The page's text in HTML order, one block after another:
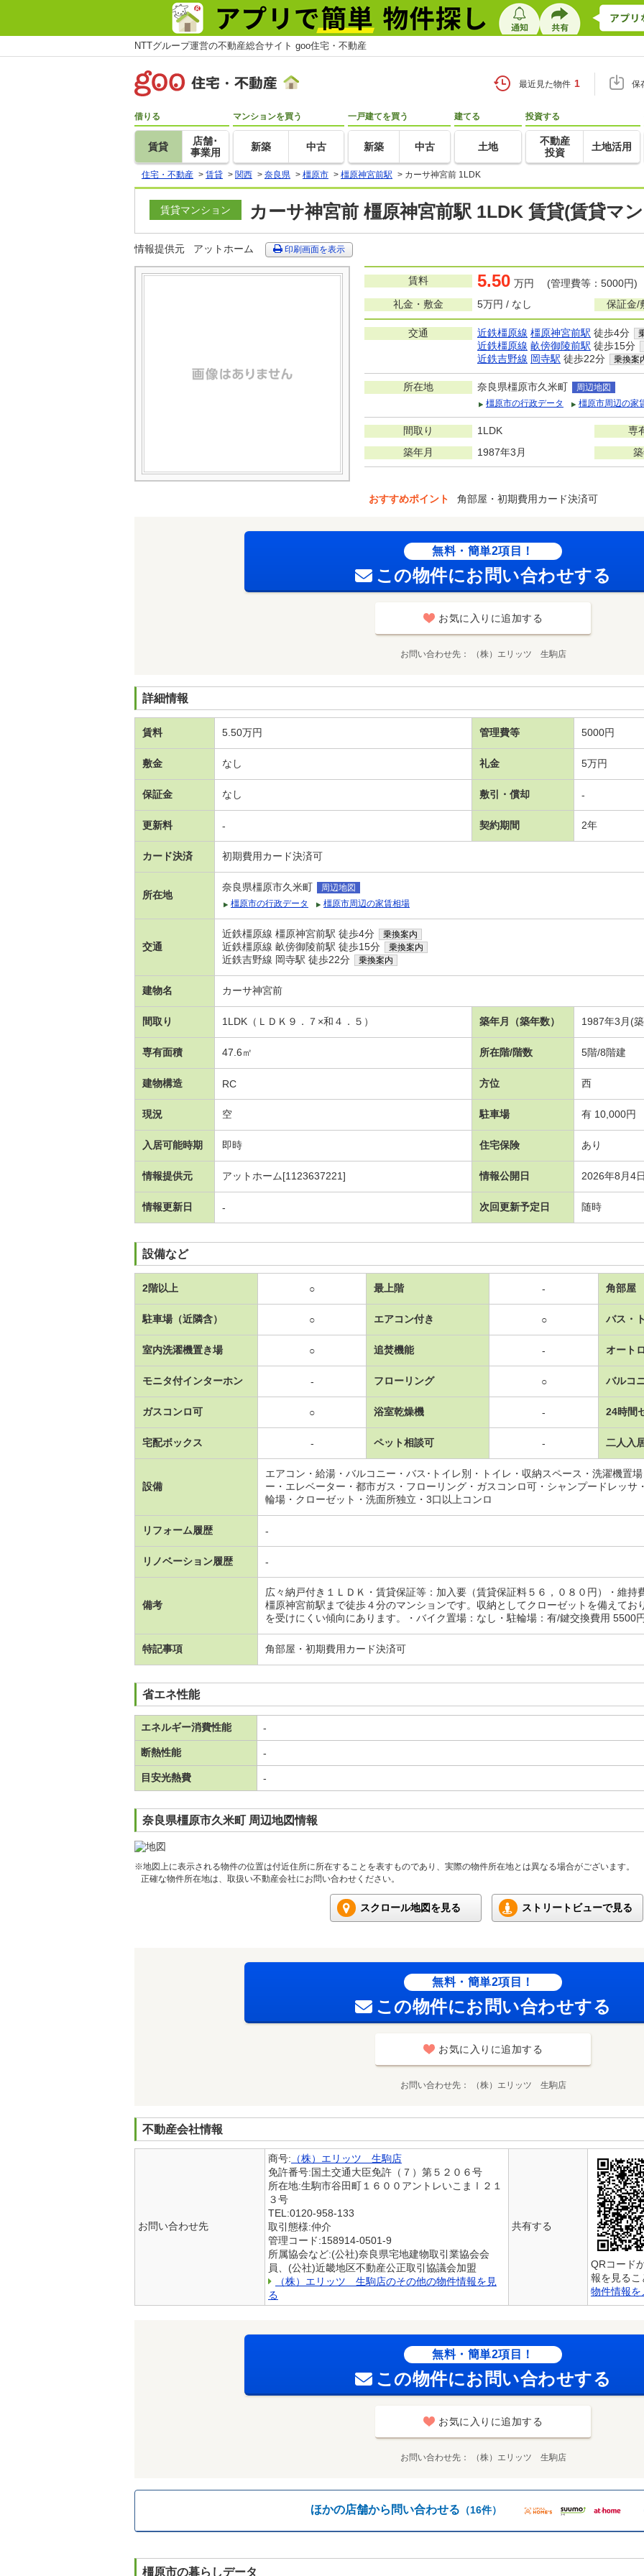
NTTグループ運営の不動産総合サイト goo住宅・不動産
最近見た物件 1 保
借りる
賃貸
店舗･
事業用
マンションを買う
新築 中古
一戸建てを買う
新築 中古
建てる
土地
投資する
不動産
投資
土地活用
住宅・不動産 > 賃貸 > 関西 > 奈良県 > 橿原市 > 橿原神宮前駅 > カーサ神宮前 1LDK
賃貸マンション カーサ神宮前 橿原神宮前駅 1LDK 賃貸(賃貸マ
情報提供元 アットホーム 印刷画面を表示
賃料 5.50 万円 (管理費等：5000円)
礼金・敷金
5万円 / なし 保証金/
交通 近鉄橿原線 橿原神宮前駅 徒歩4分
近鉄橿原線 畝傍御陵前駅 徒歩15分
近鉄吉野線 岡寺駅 徒歩22分 乗換案
所在地 奈良県橿原市久米町
周辺地図
橿原市の行政データ
橿原市周辺の家
間取り 1LDK 専
築年月 1987年3月
おすすめポイント 角部屋・初期費用カード決済可
無料・簡単2項目！
この物件にお問い合わせする
お気に入りに追加する
お問い合わせ先 （株）エリッツ 生駒店
詳細情報
賃料 5.50万円 管理費等 5000円
敷金 なし 礼金 5万円
保証金 なし 敷引・償却 -
更新料 - 契約期間 2年
カード決済 初期費用カード決済可
所在地
奈良県橿原市久米町
周辺地図
橿原市の行政データ
橿原市周辺の家賃相場
交通
近鉄橿原線 橿原神宮前駅 徒歩4分 乗換案内
近鉄橿原線 畝傍御陵前駅 徒歩15分 乗換案内
近鉄吉野線 岡寺駅 徒歩22分 乗換案内
建物名 カーサ神宮前
間取り 1LDK（ＬＤＫ９．７×和４．５） 築年月（築年数） 1987年3月(
専有面積 47.6㎡ 所在階/階数 5階/8階建
建物構造 RC 方位 西
現況 空 駐車場 有 10,000円
入居可能時期 即時 住宅保険 あり
情報提供元 アットホーム[1123637221] 情報公開日 2026年8月4日
情報更新日 - 次回更新予定日 随時
設備など
2階以上 ○ 最上階 - 角部屋
駐車場（近隣含） ○ エアコン付き ○ バス・
室内洗濯機置き場 ○ 追焚機能 - オート
モニタ付インターホン - フローリング ○ バルコ
ガスコンロ可 ○ 浴室乾燥機 - 24時間
宅配ボックス - ペット相談可 - 二人入
設備
エアコン・給湯・バルコニー・バス･トイレ別・トイレ・収納スペース・洗濯機置
ー・エレベーター・都市ガス・フローリング・ガスコンロ可・シャンプードレッサ
輪場・クローゼット・洗面所独立・3口以上コンロ
リフォーム履歴 -
リノベーション履歴 -
備考
広々納戸付き１ＬＤＫ・賃貸保証等：加入要（賃貸保証料５６，０８０円）・維持
橿原神宮前駅まで徒歩４分のマンションです。収納としてクローゼットを備えてお
を受けにくい傾向にあります。・バイク置場：なし・駐輪場：有/鍵交換費用 5500
特記事項 角部屋・初期費用カード決済可
省エネ性能
エネルギー消費性能 -
断熱性能 -
目安光熱費 -
奈良県橿原市久米町 周辺地図情報
※地図上に表示される物件の位置は付近住所に所在することを表すものであり、実際の物件所在地とは異なる場合がございます。
正確な物件所在地は、取扱い不動産会社にお問い合わせください。
スクロール地図を見る ストリートビューで見る
無料・簡単2項目！
この物件にお問い合わせする
お気に入りに追加する
お問い合わせ先 （株）エリッツ 生駒店
不動産会社情報
お問い合わせ先
商号: （株）エリッツ 生駒店
免許番号:国土交通大臣免許（７）第５２０６号
所在地:生駒市谷田町１６００アントレいこまⅠ２１
３号
TEL:0120-958-133
取引態様:仲介
管理コード:158914-0501-9
所属協会など:(公社)奈良県宅地建物取引業協会会
員、(公社)近畿地区不動産公正取引協議会加盟
（株）エリッツ 生駒店のその他の物件情報を見
る
共有する
QRコード
報を見るこ
物件情報を
無料・簡単2項目！
この物件にお問い合わせする
お気に入りに追加する
お問い合わせ先 （株）エリッツ 生駒店
ほかの店舗から問い合わせる （16件）
橿原市の暮らしデータ